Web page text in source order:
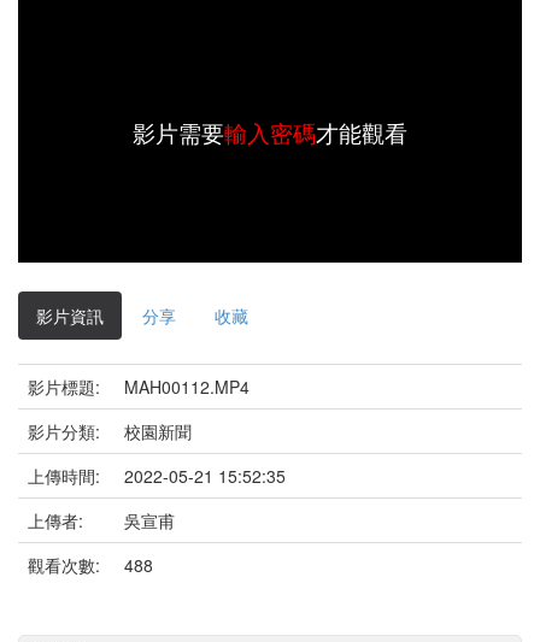
影片需要輸入密碼才能觀看
影片資訊 分享 收藏
影片標題:
MAH00112.MP4
影片分類:
校園新聞
上傳時間:
2022-05-21 15:52:35
上傳者:
吳宣甫
觀看次數:
488